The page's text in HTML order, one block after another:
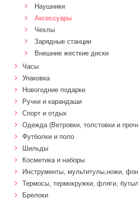
Наушники
Аксессуары
Чехлы
Зарядные станции
Внешние жесткие диски
Часы
Упаковка
Новогодние подарки
Ручки и карандаши
Спорт и отдых
Одежда (Ветровки, толстовки и
Футболки и поло
Шильды
Косметика и наборы
Инструменты, мультитулы,ножи,
Термосы, термокружки, фляги,
Брелоки